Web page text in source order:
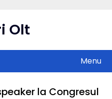
Olt
Menu
la Congresul